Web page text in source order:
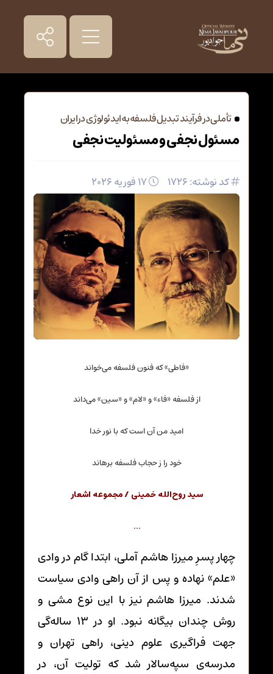
تأملی در فرآیند تبدیل فلسفه به ایدئولوژی در ایران
مسئول نجفی و مسئولیت نجفی
کد نوشته: 1726
«فاطی»‌ که فنون فلسفه می‌خواند
از فلسفه «فاء» و «لام» و «سین» می‌داند
امید من آن است که با نور خدا
خود را ز حجاب فلسفه برهاند
سید روح‌الله خمینی / مجموعه اشعار
…
چهار پسرِ میرزا هاشم آملی، ابتدا گام در وادی
«علم» نهاده و پس از آن راهی وادی سیاست
شدند. میرزا هاشم نیز با این نوع مشی و
روش چندان بیگانه نبود. او در 13 ساله‌گی
جهت فراگیری علوم دینی، راهی تهران و
مدرسه‌ی سپه‌سالار شد که تولیت آن، در